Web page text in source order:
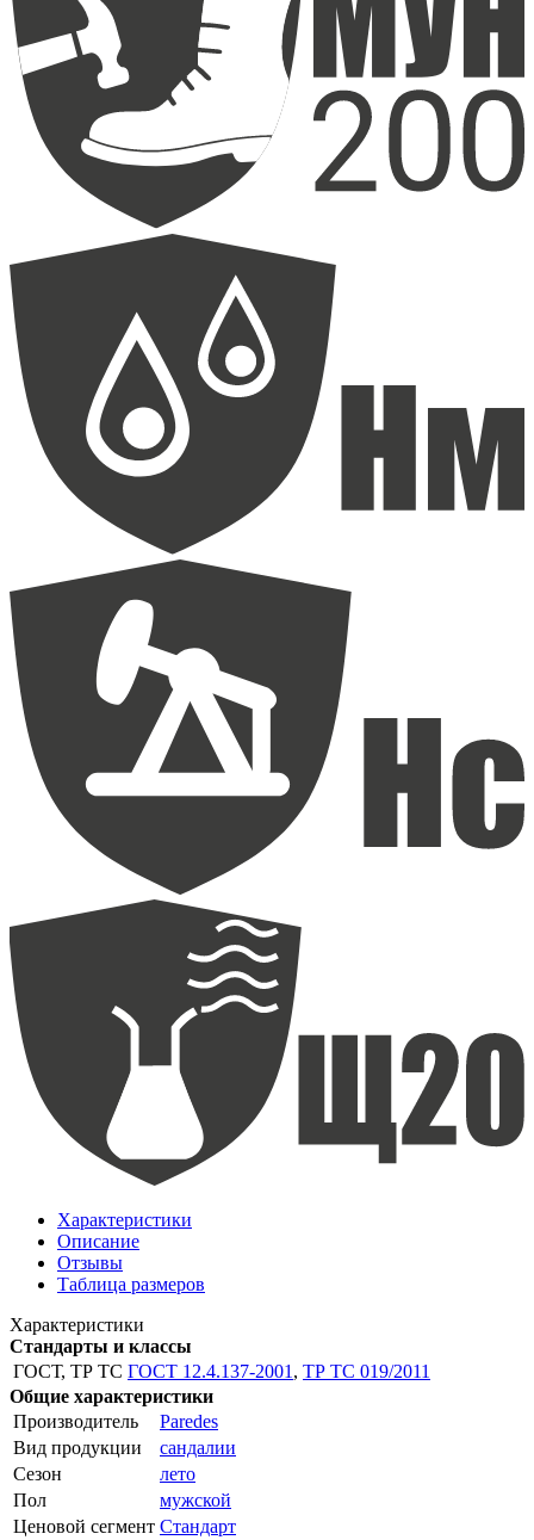
Характеристики
Описание
Отзывы
Таблица размеров
Характеристики
Стандарты и классы
ГОСТ, ТР ТС ГОСТ 12.4.137-2001, ТР ТС 019/2011
Общие характеристики
Производитель
Paredes
Вид продукции
сандалии
Сезон
лето
Пол
мужской
Ценовой сегмент Стандарт